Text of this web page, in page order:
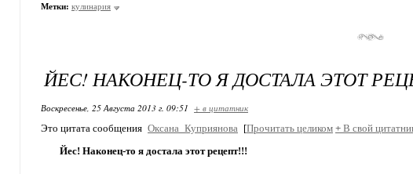
Метки: кулинария
ЙЕС! НАКОНЕЦ-ТО Я ДОСТАЛА ЭТОТ
Воскресенье, 25 Августа 2013 г. 09:51 + в цитатник
Это цитата сообщения Оксана_Куприянова [Прочитать целиком + В свой
Йес! Наконец-то я достала этот рецепт!!!